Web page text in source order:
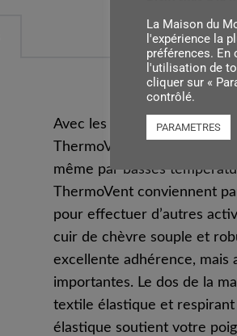
Avec les gants de
ThermoVent, les
même par basses
ThermoVent conviennent
pour effectuer d’autres
cuir de chèvre souple et
excellente adhérence, mais
importantes. Le dos de la
textile élastique et
élastique soutient votre
La Maison du
l'expérience la
préférences. En
l'utilisation de
cliquer sur «
contrôlé.
PARAMETRES